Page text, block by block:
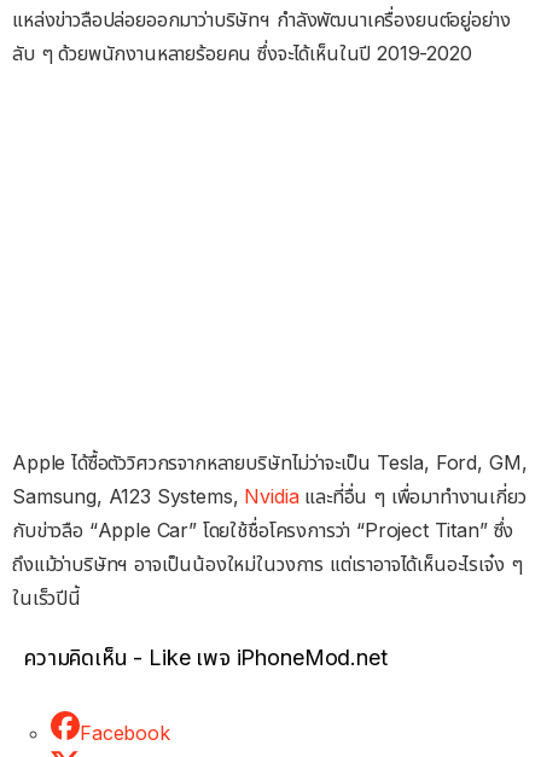
แหล่งข่าวลือปล่อยออกมาว่าบริษัทฯ กำลังพัฒนาเครื่องยนต์อยู่อย่าง
ลับ ๆ ด้วยพนักงานหลายร้อยคน ซึ่งจะได้เห็นในปี 2019-2020
Apple ได้ซื้อตัววิศวกรจากหลายบริษัทไม่ว่าจะเป็น Tesla, Ford, GM,
Samsung, A123 Systems, Nvidiaและที่อื่น ๆ เพื่อมาทำงานเกี่ยว
กับข่าวลือ “Apple Car” โดยใช้ชื่อโครงการว่า “Project Titan” ซึ่ง
ถึงแม้ว่าบริษัทฯ อาจเป็นน้องใหม่ในวงการ แต่เราอาจได้เห็นอะไรเจ๋ง ๆ
ในเร็วปีนี้
ความคิดเห็น - Like เพจ iPhoneMod.net
Facebook